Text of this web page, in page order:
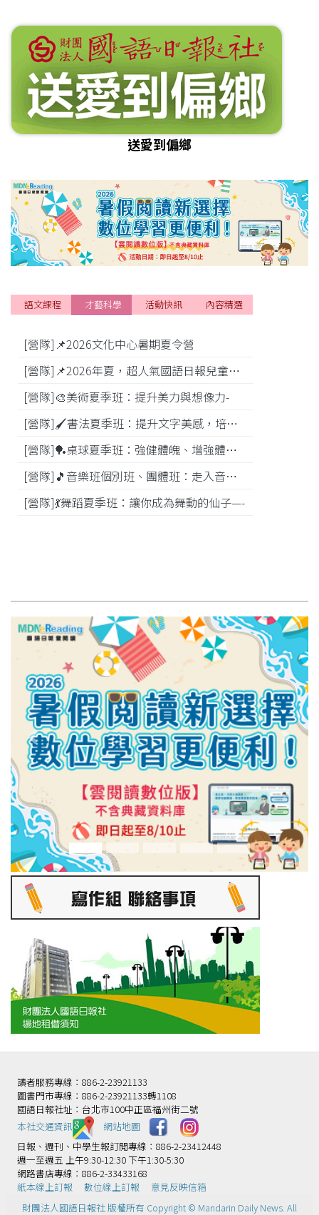
送愛到偏鄉
[營隊]📌2026文化中心暑期夏令營
[營隊]📌2026年夏，超人氣國語日報兒童商學院搶先報！
[營隊]🎨美術夏季班：提升美力與想像力-
[營隊]🖌️書法夏季班：提升文字美感，培養專注力—
[營隊]️🏓桌球夏季班：強健體魄、增強體能---
[營隊]🎵️音樂班個別班、團體班：走入音樂世界-
[營隊]💃舞蹈夏季班：讓你成為舞動的仙子—-
語文課程 才藝科學 活動快訊 內容精選
讀者服務專線：886-2-23921133
圖書門市專線：886-2-23921133轉1108
國語日報社址：台北市100中正區福州街二號
本社交通資訊️
網站地圖
日報、週刊、中學生報訂閱專線：886-2-23412448
週一至週五 上午9:30-12:30 下午1:30-5:30
網路書店專線：886-2-33433168
紙本線上訂報
數位線上訂報
意見反映信箱
財團法人國語日報社 版權所有 Copyright © Mandarin Daily News. All